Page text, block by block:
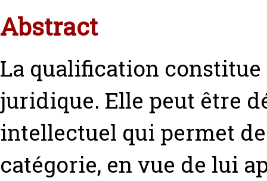
Abstract
La qualification constitue
juridique. Elle peut être
intellectuel qui permet
catégorie, en vue de lui